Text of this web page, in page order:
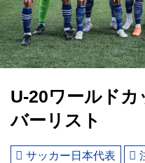
U-20ワールドカ
バーリスト
サッカー日本代表